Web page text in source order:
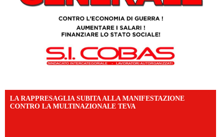
LA RAPPRESAGLIA SUBITA ALLA MANIFESTAZIONE
CONTRO LA MULTINAZIONALE TEVA